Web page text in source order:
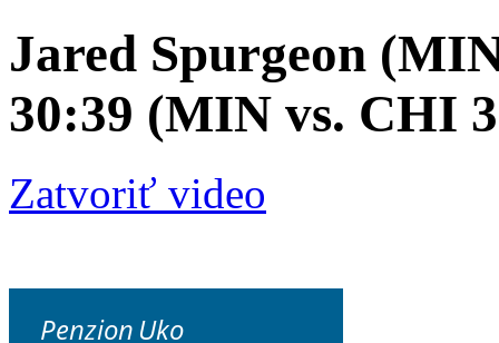
Jared Spurgeon
30:39 (MIN vs. CHI
Zatvoriť video